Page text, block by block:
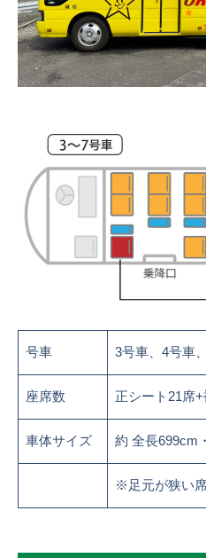
号車 3号車、4号車
座席数 正シート21席
車体サイズ 約 全長699cm
※足元が狭い